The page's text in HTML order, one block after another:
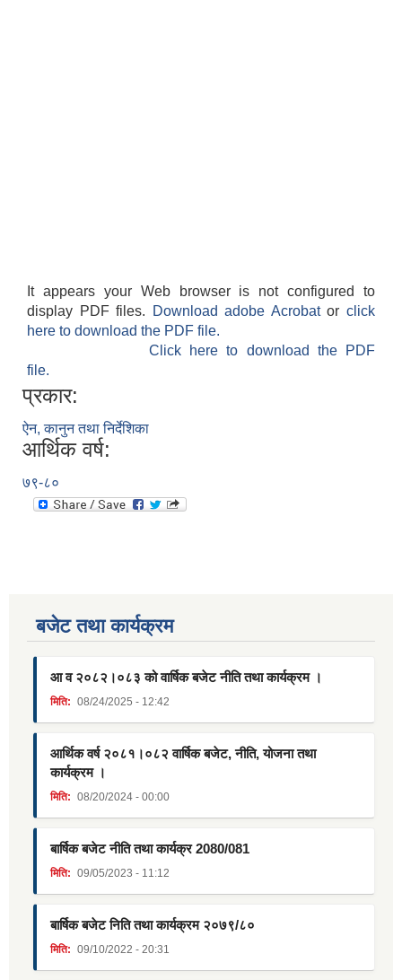
It appears your Web browser is not configured to
display PDF files.
Download adobe Acrobatorclick
here to download the PDF file.
Click here to download the PDF
file.
प्रकार:
ऐन, कानुन तथा निर्देशिका
आर्थिक वर्ष:
७९-८०
बजेट तथा कार्यक्रम
आ व २०८२।०८३ को वार्षिक बजेट नीति तथा कार्यक्रम ।
मिति: 08/24/2025 - 12:42
आर्थिक वर्ष २०८१।०८२ वार्षिक बजेट, नीति, योजना तथा
कार्यक्रम ।
मिति: 08/20/2024 - 00:00
बार्षिक बजेट नीति तथा कार्यक्र 2080/081
मिति: 09/05/2023 - 11:12
बार्षिक बजेट निति तथा कार्यक्रम २०७९/८०
मिति: 09/10/2022 - 20:31